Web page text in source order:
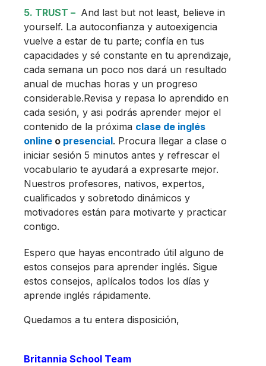
5. TRUST – And last but not least, believe in
yourself. La autoconfianza y autoexigencia
vuelve a estar de tu parte; confía en tus
capacidades y sé constante en tu aprendizaje,
cada semana un poco nos dará un resultado
anual de muchas horas y un progreso
considerable.Revisa y repasa lo aprendido en
cada sesión, y asi podrás aprender mejor el
contenido de la próxima clase de inglés
online o presencial. Procura llegar a clase o
iniciar sesión 5 minutos antes y refrescar el
vocabulario te ayudará a expresarte mejor.
Nuestros profesores, nativos, expertos,
cualificados y sobretodo dinámicos y
motivadores están para motivarte y practicar
contigo.
Espero que hayas encontrado útil alguno de
estos consejos para aprender inglés. Sigue
estos consejos, aplícalos todos los días y
aprende inglés rápidamente.
Quedamos a tu entera disposición,
Britannia School Team